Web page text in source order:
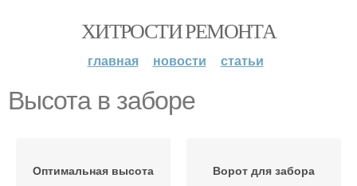
ХИТРОСТИ РЕМОНТА
главная новости статьи
Высота в заборе
Оптимальная высота Ворот для забора